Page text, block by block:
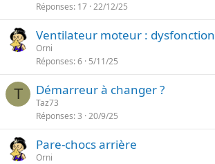
Réponses 17 22/12/25
Ventilateur moteur :
Orni
Réponses 6 5/11/25
T Démarreur à changer ?
Taz73
Réponses 3 20/9/25
Pare-chocs arrière
Orni